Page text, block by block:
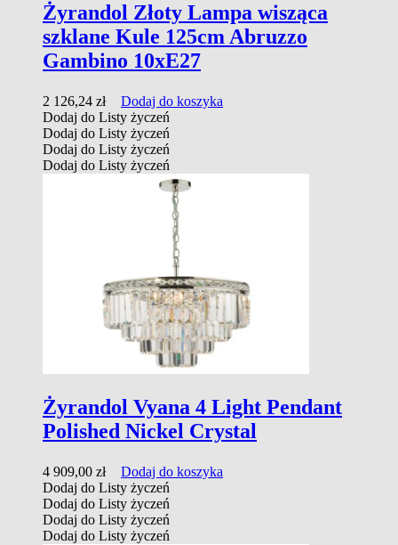
Żyrandol Złoty Lampa wisząca
szklane Kule 125cm Abruzzo
Gambino 10xE27
2 126,24 zł
Dodaj do koszyka
Dodaj do Listy życzeń
Dodaj do Listy życzeń
Dodaj do Listy życzeń
Dodaj do Listy życzeń
Żyrandol Vyana 4 Light Pendant
Polished Nickel Crystal
4 909,00 zł
Dodaj do koszyka
Dodaj do Listy życzeń
Dodaj do Listy życzeń
Dodaj do Listy życzeń
Dodaj do Listy życzeń